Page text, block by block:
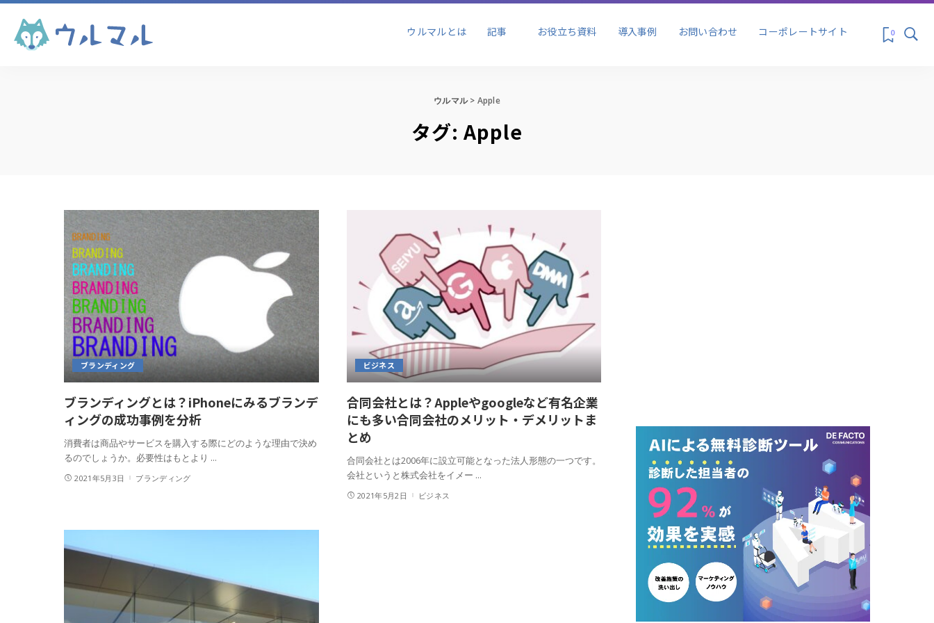
ウルマルとは 記事 お役立ち資料 導入事例 お問い合わせ コーポレートサイト 0
ブランディング
セールス&プロモーシ
ョン
マーケティング
ウルマル> Apple
タグ: Apple
ブランディング
ブランディングとは？iPhoneにみるブランデ
ィングの成功事例を分析
消費者は商品やサービスを購入する際にどのような理由で決め
るのでしょうか。必要性はもとより ...
2021年5月3日 ブランディング
ビジネス
合同会社とは？Appleやgoogleなど有名企業
にも多い合同会社のメリット・デメリットま
とめ
合同会社とは2006年に設立可能となった法人形態の一つです。
会社というと株式会社をイメー ...
2021年5月2日 ビジネス